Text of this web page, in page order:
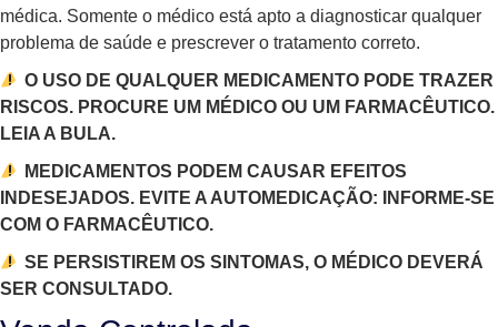
médica. Somente o médico está apto a diagnosticar qualquer
problema de saúde e prescrever o tratamento correto.
O USO DE QUALQUER MEDICAMENTO PODE TRAZER
RISCOS. PROCURE UM MÉDICO OU UM FARMACÊUTICO.
LEIA A BULA.
MEDICAMENTOS PODEM CAUSAR EFEITOS
INDESEJADOS. EVITE A AUTOMEDICAÇÃO: INFORME-SE
COM O FARMACÊUTICO.
SE PERSISTIREM OS SINTOMAS, O MÉDICO DEVERÁ
SER CONSULTADO.